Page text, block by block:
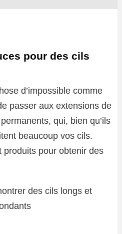
pour des cils
d’impossible comme
passer aux extensions de
qui, bien qu’ils
beaucoup vos cils.
produits pour obtenir des
des cils longs et